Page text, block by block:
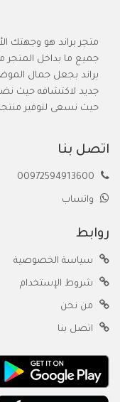
متجر براند هو وجهتك
جميع ما بداخل المتجر
براند بجعل جمال
جديد لاكتشافه حيث
حيث نسعى لتوفير
اتصل بنا
واتساب
روابط
سياسة الخصوصية
شروط الإستخدام
من نحن
اتصل بنا